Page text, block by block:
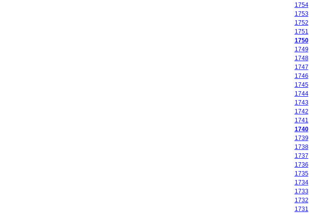
1754
1753
1752
1751
1750
1749
1748
1747
1746
1745
1744
1743
1742
1741
1740
1739
1738
1737
1736
1735
1734
1733
1732
1731